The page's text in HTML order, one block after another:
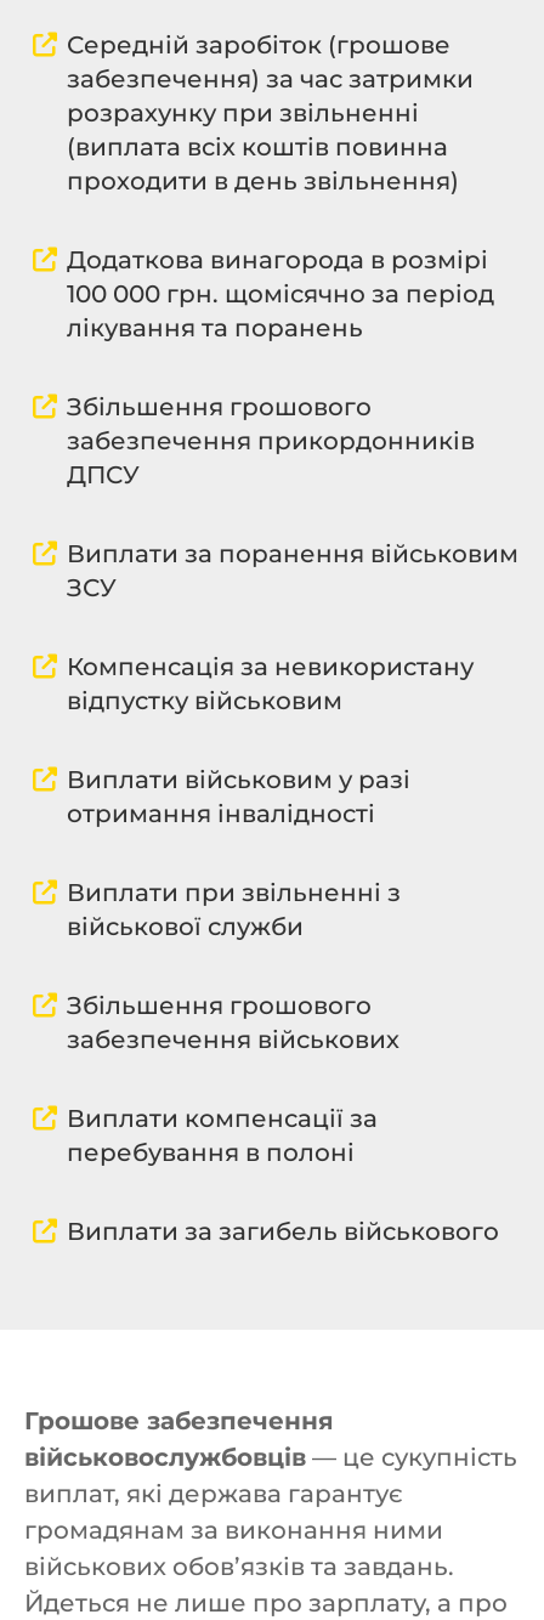
Середній заробіток (грошове
забезпечення) за час затримки
розрахунку при звільненні
(виплата всіх коштів повинна
проходити в день звільнення)
Додаткова винагорода в розмірі
100 000 грн. щомісячно за період
лікування та поранень
Збільшення грошового
забезпечення прикордонників
ДПСУ
Виплати за поранення військовим
ЗСУ
Компенсація за невикористану
відпустку військовим
Виплати військовим у разі
отримання інвалідності
Виплати при звільненні з
військової служби
Збільшення грошового
забезпечення військових
Виплати компенсації за
перебування в полоні
Виплати за загибель військового
Грошове забезпечення
військовослужбовців — це сукупність
виплат, які держава гарантує
громадянам за виконання ними
військових обов’язків та завдань.
Йдеться не лише про зарплату, а про